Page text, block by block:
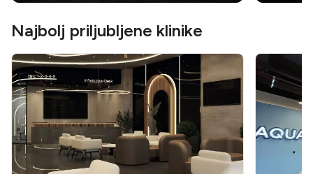
Najbolj priljubljene klinike